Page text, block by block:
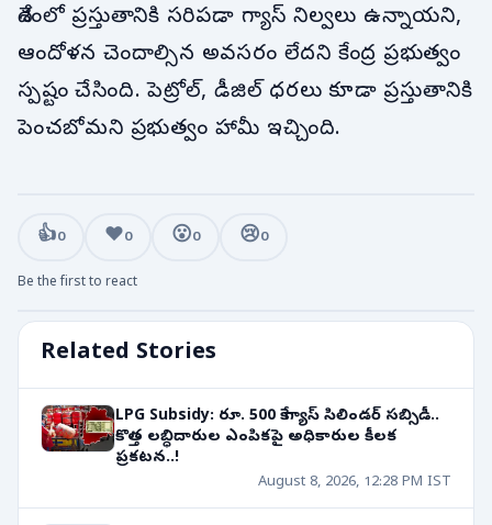
దేశంలో ప్రస్తుతానికి సరిపడా గ్యాస్ నిల్వలు ఉన్నాయని,
ఆందోళన చెందాల్సిన అవసరం లేదని కేంద్ర ప్రభుత్వం
స్పష్టం చేసింది. పెట్రోల్, డీజిల్ ధరలు కూడా ప్రస్తుతానికి
పెంచబోమని ప్రభుత్వం హామీ ఇచ్చింది.
Related Stories
LPG Subsidy: రూ. 500 కే గ్యాస్ సిలిండర్ సబ్సిడీ..
కొత్త లబ్ధిదారుల ఎంపికపై అధికారుల కీలక
ప్రకటన..!
August 8, 2026, 12:28 PM IST
👍0 ❤️0 😮0 😢0
Be the first to react